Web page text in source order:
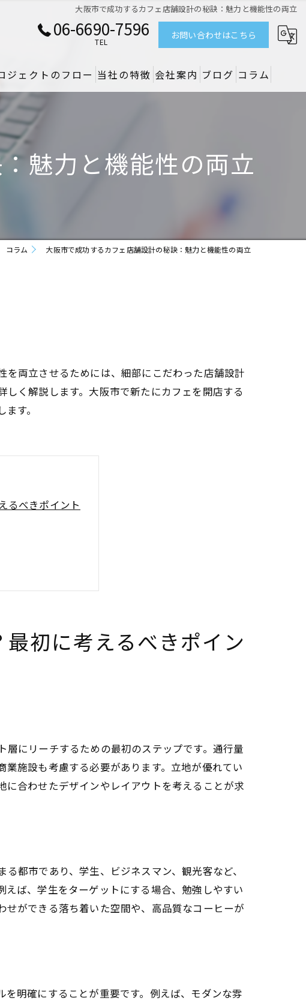
大阪市で成功するカフェ店舗設計の秘訣：魅力と機能性の両立
06-6690-7596
TEL
お問い合わせはこちら
ジェクトのフロー 当社の特徴
設備
会社案内 ブログ コラム
魅力と機能性の両立
コラム 大阪市で成功するカフェ店舗設計の秘訣：魅力と機能性の両立
両立させるためには、細部にこだわった店舗設計
く解説します。大阪市で新たにカフェを開店する
す。
るべきポイント
初に考えるべきポイン
にリーチするための最初のステップです。通行量
施設も考慮する必要があります。立地が優れてい
合わせたデザインやレイアウトを考えることが求
都市であり、学生、ビジネスマン、観光客など、
ば、学生をターゲットにする場合、勉強しやすい
ができる落ち着いた空間や、高品質なコーヒーが
明確にすることが重要です。例えば、モダンな雰